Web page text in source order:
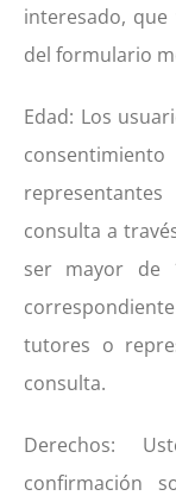
interesado,
del formulario
Edad: Los
consulta a
ser mayor de
tutores o
consulta.
Derechos:
confirmación